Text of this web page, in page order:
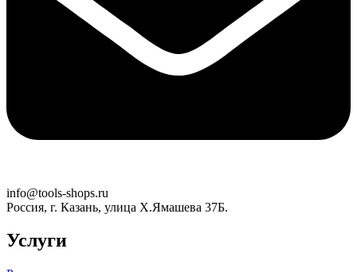
info@tools-shops.ru
Россия, г. Казань, улица Х.Ямашева 37Б.
Услуги